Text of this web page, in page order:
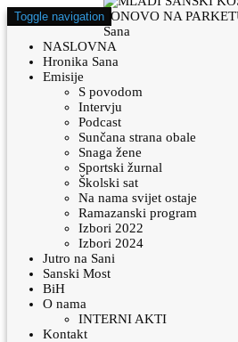
Toggle navigation
NASLOVNA
Hronika Sana
Emisije
S povodom
Intervju
Podcast
Sunčana strana obale
Snaga žene
Sportski žurnal
Školski sat
Na nama svijet ostaje
Ramazanski program
Izbori 2022
Izbori 2024
Jutro na Sani
Sanski Most
BiH
O nama
INTERNI AKTI
Kontakt